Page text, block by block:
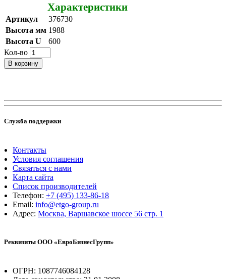
Характеристики
Артикул
376730
Высота мм 1988
Высота U
600
Кол-во
В корзину
Служба поддержки
Контакты
Условия соглашения
Связаться с нами
Карта сайта
Список производителей
Телефон: +7 (495) 133-86-18
Email: info@etgo-group.ru
Адрес: Москва, Варшавское шоссе 56 стр. 1
Реквизиты ООО «ЕвроБизнесГрупп»
ОГРН: 1087746084128